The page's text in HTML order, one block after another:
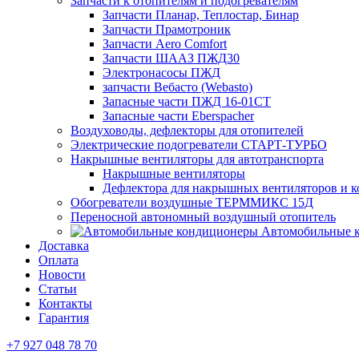
Запчасти Планар, Теплостар, Бинар
Запчасти Прамотроник
Запчасти Aero Comfort
Запчасти ШААЗ ПЖД30
Электронасосы ПЖД
запчасти Вебасто (Webasto)
Запасные части ПЖД 16-01СТ
Запасные части Eberspacher
Воздуховоды, дефлекторы для отопителей
Электрические подогреватели СТАРТ-ТУРБО
Накрышные вентиляторы для автотранспорта
Накрышные вентиляторы
Дефлектора для накрышных вентиляторов и
Обогреватели воздушные ТЕРММИКС 15Д
Переносной автономный воздушный отопитель
Автомобильные
Доставка
Оплата
Новости
Статьи
Контакты
Гарантия
+7 927 048 78 70